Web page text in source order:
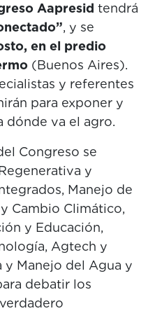
Aapresid tendrá
, y se
en el predio
(Buenos Aires).
y referentes
para exponer y
dónde va el agro.
Congreso se
y
Manejo de
Cambio Climático,
y Educación,
Agtech y
y Manejo del Agua y
debatir los